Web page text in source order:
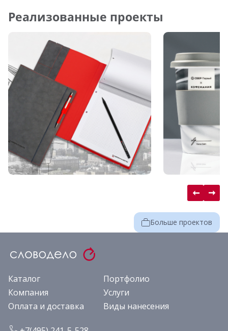
Реализованные проекты
Больше проектов
Каталог
Портфолио
Компания
Услуги
Оплата и доставка
Виды нанесения